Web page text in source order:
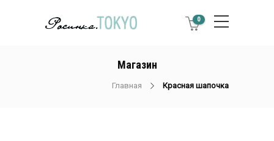
0
Магазин
Главная Красная шапочка